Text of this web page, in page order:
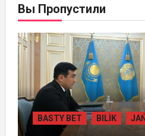
Вы Пропустили
BASTY BET BILİK